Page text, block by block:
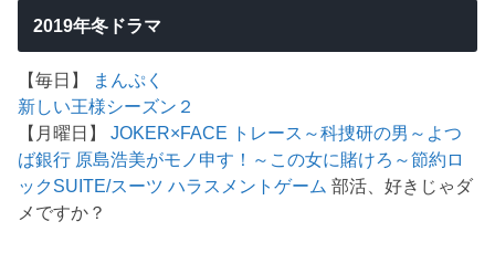
2019年冬ドラマ
【毎日】
まんぷく
新しい王様シーズン２
【月曜日】JOKER×FACE トレース～科捜研の男～ よつ
ば銀行 原島浩美がモノ申す！～この女に賭けろ～節約ロ
ック SUITE/スーツ ハラスメントゲーム 部活、好きじゃダ
メですか？